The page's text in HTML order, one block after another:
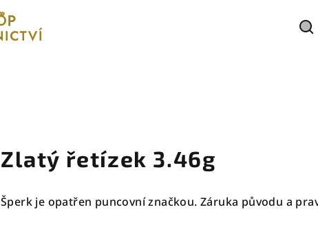
Zlatý řetízek 3.46g
Šperk je opatřen puncovní značkou. Záruka původu a